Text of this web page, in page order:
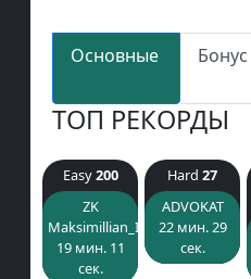
Основные Бонус
ТОП РЕКОРДЫ
Easy200
ZK
Maksimillian_IV
19 мин. 11
сек.
Hard 27
ADVOKAT
22 мин. 29
сек.